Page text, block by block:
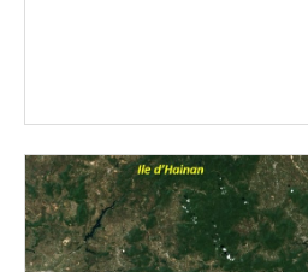
Image
de
couverture
(conseillée)